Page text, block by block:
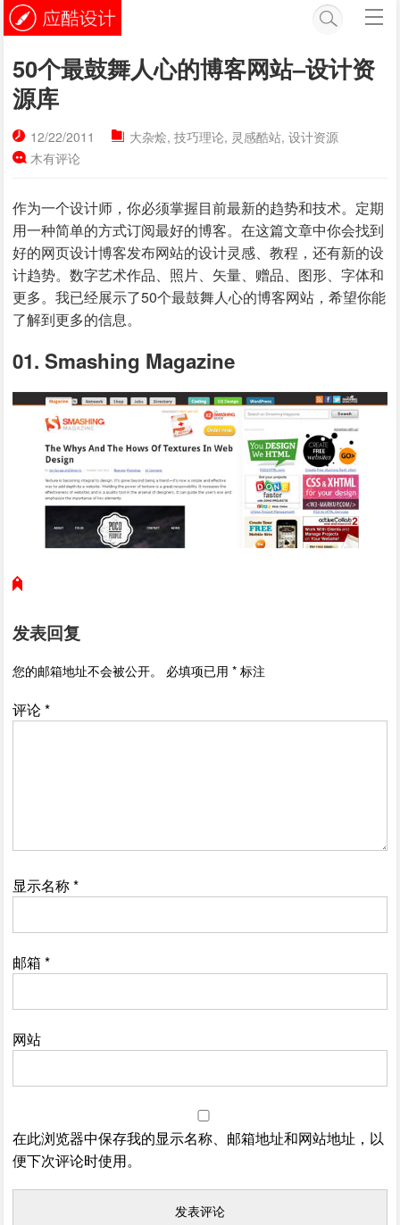
50个最鼓舞人心的博客网站–设计资
源库
12/22/2011 大杂烩,技巧理论, 灵感酷站,设计资源
木有评论
作为一个设计师，你必须掌握目前最新的趋势和技术。定期
用一种简单的方式订阅最好的博客。在这篇文章中你会找到
好的网页设计博客发布网站的设计灵感、教程，还有新的设
计趋势。数字艺术作品、照片、矢量、赠品、图形、字体和
更多。我已经展示了50个最鼓舞人心的博客网站，希望你能
了解到更多的信息。
01. Smashing Magazine
发表回复
您的邮箱地址不会被公开。 必填项已用* 标注
评论*
显示名称*
邮箱*
网站
在此浏览器中保存我的显示名称、邮箱地址和网站地址，以
便下次评论时使用。